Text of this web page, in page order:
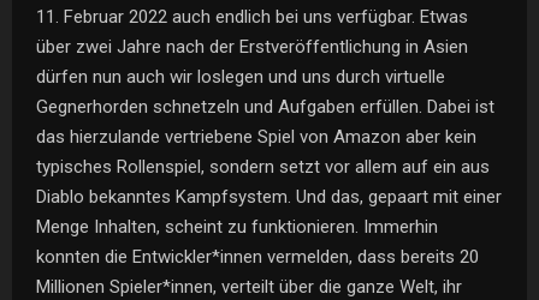
11. Februar 2022 auch endlich bei uns verfügbar. Etwas
über zwei Jahre nach der Erstveröffentlichung in Asien
dürfen nun auch wir loslegen und uns durch virtuelle
Gegnerhorden schnetzeln und Aufgaben erfüllen. Dabei ist
das hierzulande vertriebene Spiel von Amazon aber kein
typisches Rollenspiel, sondern setzt vor allem auf ein aus
Diablo bekanntes Kampfsystem. Und das, gepaart mit einer
Menge Inhalten, scheint zu funktionieren. Immerhin
konnten die Entwickler*innen vermelden, dass bereits 20
Millionen Spieler*innen, verteilt über die ganze Welt, ihr